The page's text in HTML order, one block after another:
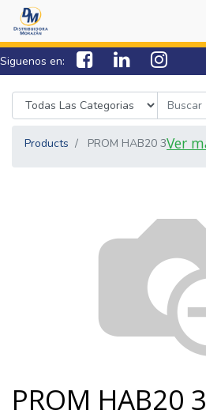
Siguenos en:
7538-0000
Products PROM HAB20 3Ver
PROM HAB20 3